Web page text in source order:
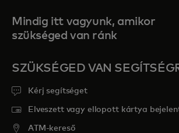
Mindig itt vagyunk, amikor
szükséged van ránk
SZÜKSÉGED VAN
Kérj segítséget
Elveszett vagy ellopott kártya
ATM-kereső